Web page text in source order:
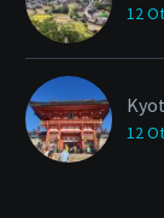
12
12